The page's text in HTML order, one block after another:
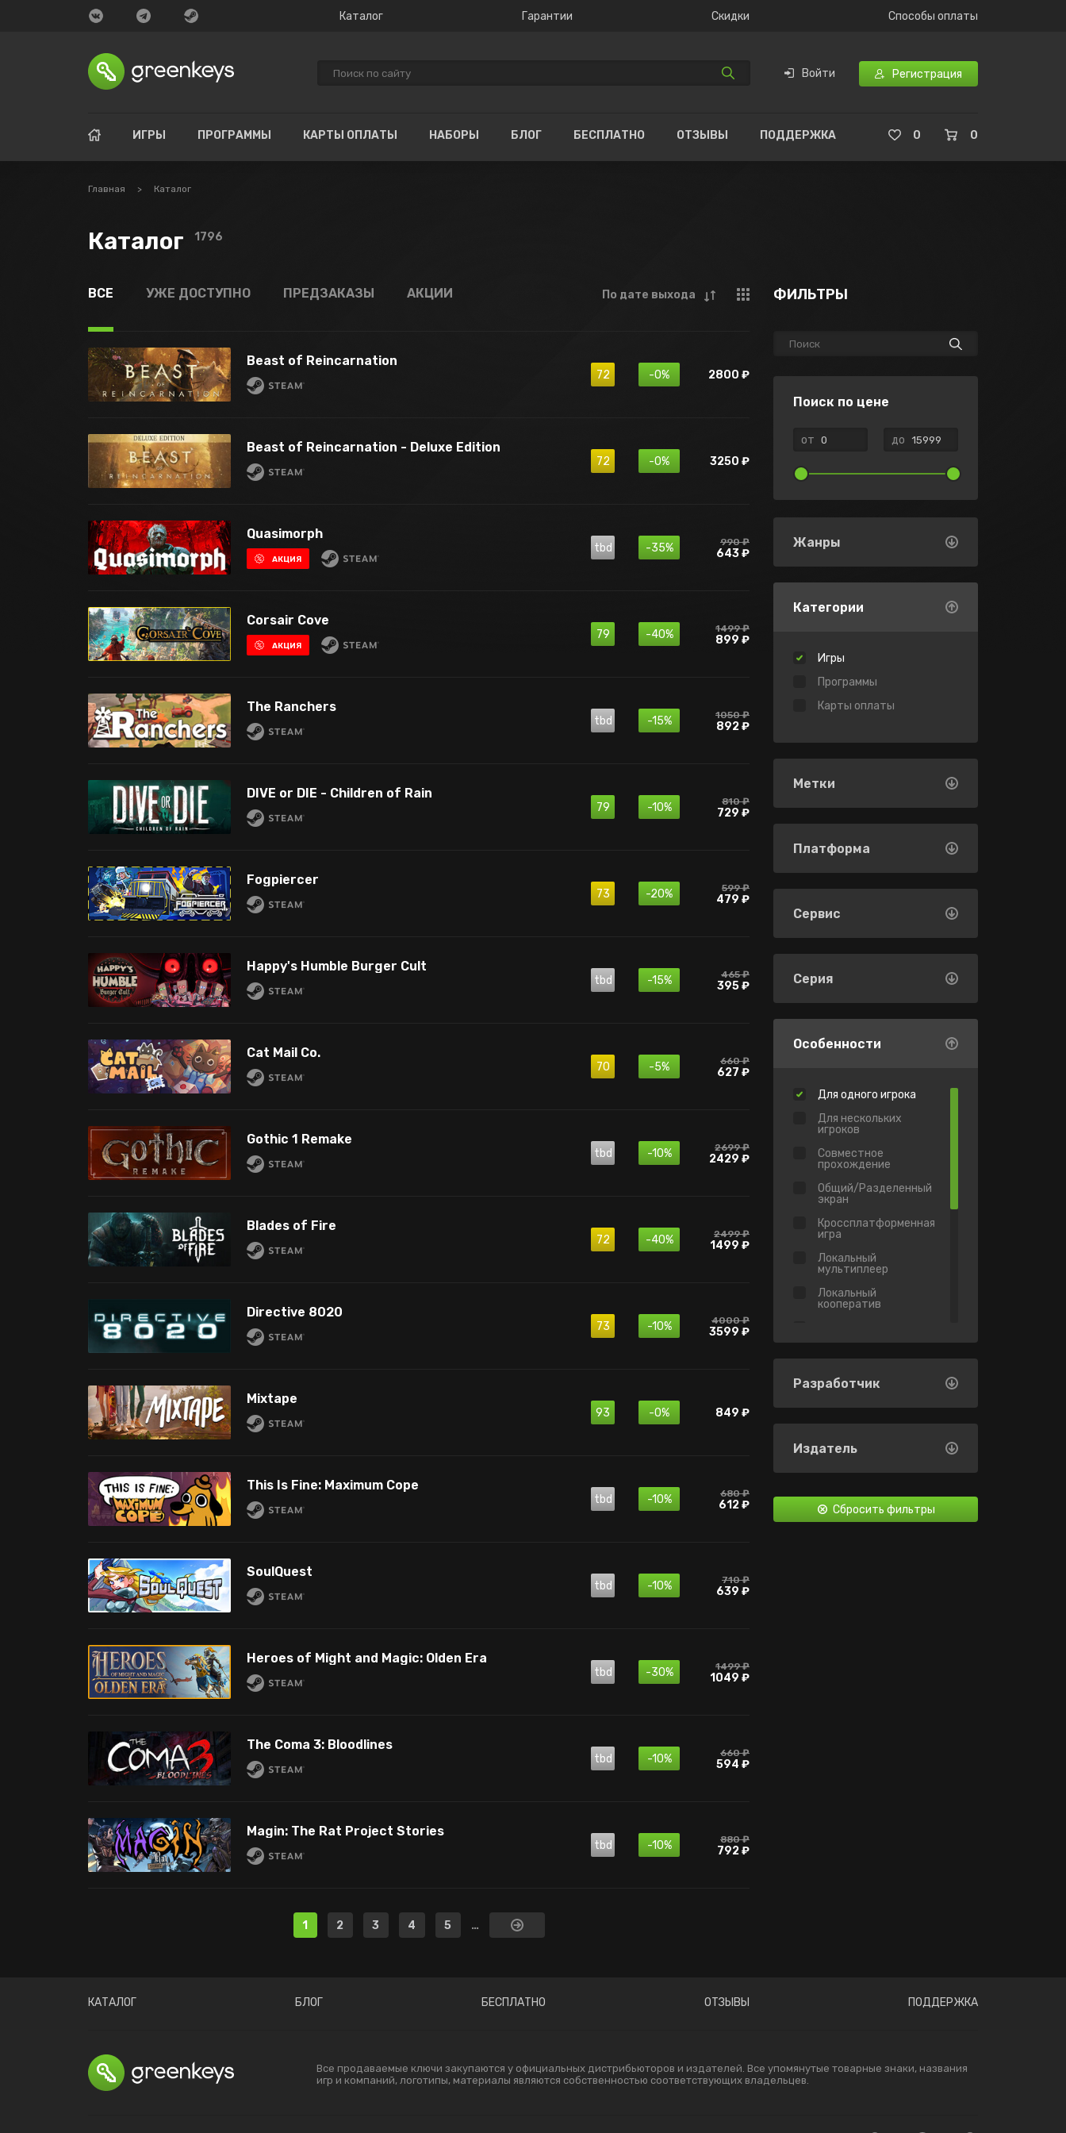
Каталог Гарантии Скидки Способы оплаты
Войти Регистрация
ИГРЫ ПРОГРАММЫ КАРТЫ ОПЛАТЫ НАБОРЫ БЛОГ БЕСПЛАТНО ОТЗЫВЫ ПОДДЕРЖКА 0
0
Главная > Каталог
Каталог 1796
ВСЕ УЖЕ ДОСТУПНО ПРЕДЗАКАЗЫ АКЦИИ По дате выхода
Beast of Reincarnation
72 -0% 2800 ₽
Beast of Reincarnation - Deluxe Edition
72 -0% 3250 ₽
Quasimorph
АКЦИЯ
tbd -35% 990 ₽
643 ₽
Corsair Cove
АКЦИЯ
79 -40% 1499 ₽
899 ₽
The Ranchers
tbd -15% 1050 ₽
892 ₽
DIVE or DIE - Children of Rain
79 -10% 810 ₽
729 ₽
Fogpiercer
73 -20% 599 ₽
479 ₽
Happy's Humble Burger Cult
tbd -15% 465 ₽
395 ₽
Cat Mail Co.
70 -5% 660 ₽
627 ₽
Gothic 1 Remake
tbd -10% 2699 ₽
2429 ₽
Blades of Fire
72 -40% 2499 ₽
1499 ₽
Directive 8020
73 -10% 4000 ₽
3599 ₽
Mixtape
93 -0% 849 ₽
This Is Fine: Maximum Cope
tbd -10% 680 ₽
612 ₽
SoulQuest
tbd -10% 710 ₽
639 ₽
Heroes of Might and Magic: Olden Era
tbd -30% 1499 ₽
1049 ₽
The Coma 3: Bloodlines
tbd -10% 660 ₽
594 ₽
Magin: The Rat Project Stories
tbd -10% 880 ₽
792 ₽
1 2 3 4 5 …
ФИЛЬТРЫ
Поиск по цене
от до
Жанры
Категории
Игры
Программы
Карты оплаты
Метки
Платформа
Сервис
Серия
Особенности
Для одного игрока
Для нескольких
игроков
Совместное
прохождение
Общий/Разделенный
экран
Кроссплатформенная
игра
Локальный
мультиплеер
Локальный
кооператив
Достижения
Имеется античит
Коллекционные
Контроллер
Дополнительный
контент
Разработчик
Издатель
Сбросить фильтры
КАТАЛОГ БЛОГ БЕСПЛАТНО ОТЗЫВЫ ПОДДЕРЖКА
Все продаваемые ключи закупаются у официальных дистрибьюторов и издателей. Все упомянутые товарные знаки, названия
игр и компаний, логотипы, материалы являются собственностью соответствующих владельцев.